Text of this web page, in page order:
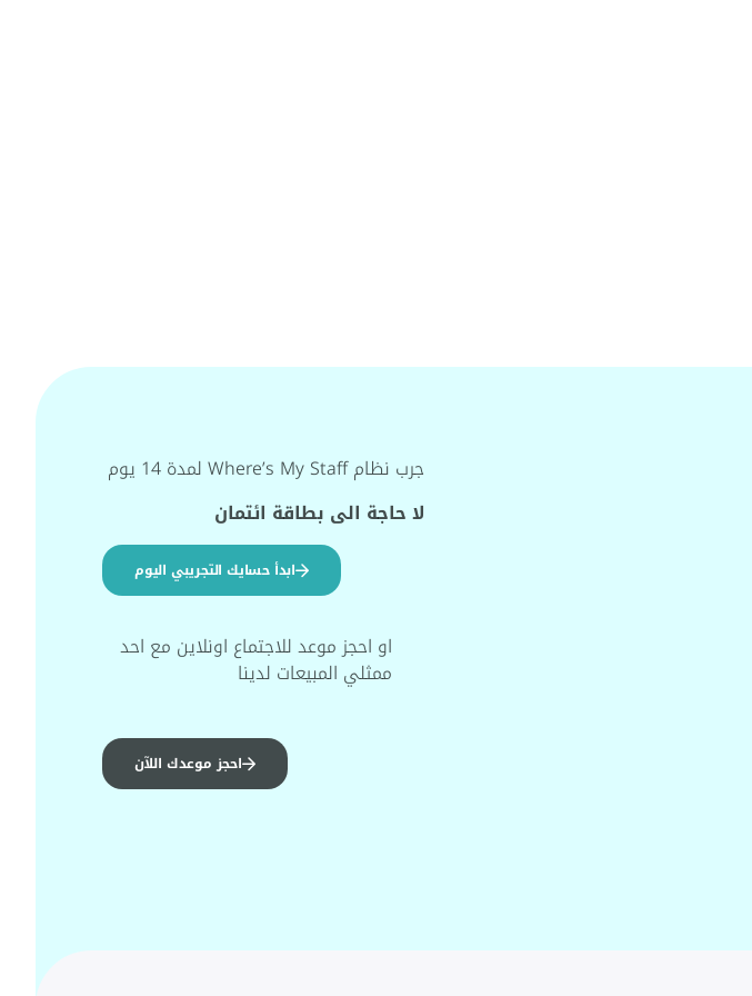
جرب نظام Where’s My Staff لمدة 14 يوم
لا حاجة الى بطاقة ائتمان
ابدأ حسايك التجريبي اليوم
او احجز موعد للاجتماع اونلاين مع احد
ممثلي المبيعات لدينا
احجز موعدك اللآن